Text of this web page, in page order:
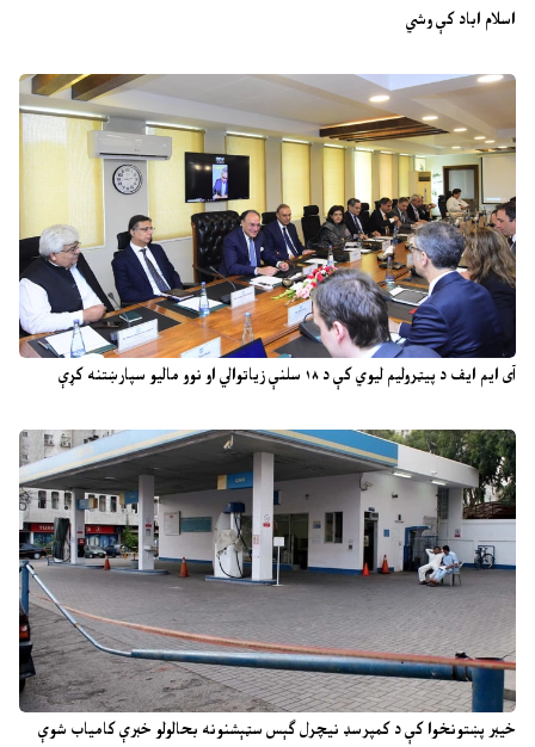
اسلام اباد کې وشي
آی ایم ایف د پیټرولیم لیوي کې د ۱۸ سلنې زیاتوالي او نوو مالیو سپارښتنه کړې
خیبر پښتونخوا کې د کمپرسډ نیچرل ګېس سټېشنونه بحالولو خبرې کامیاب شوې